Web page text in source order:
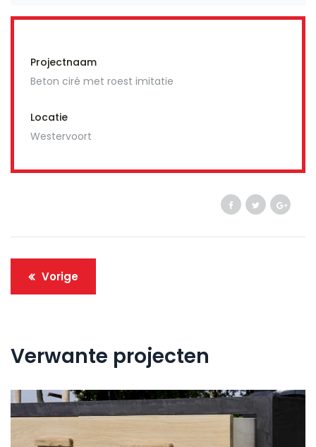
Projectnaam
Beton ciré met roest imitatie
Locatie
Westervoort
Vorige
Verwante projecten